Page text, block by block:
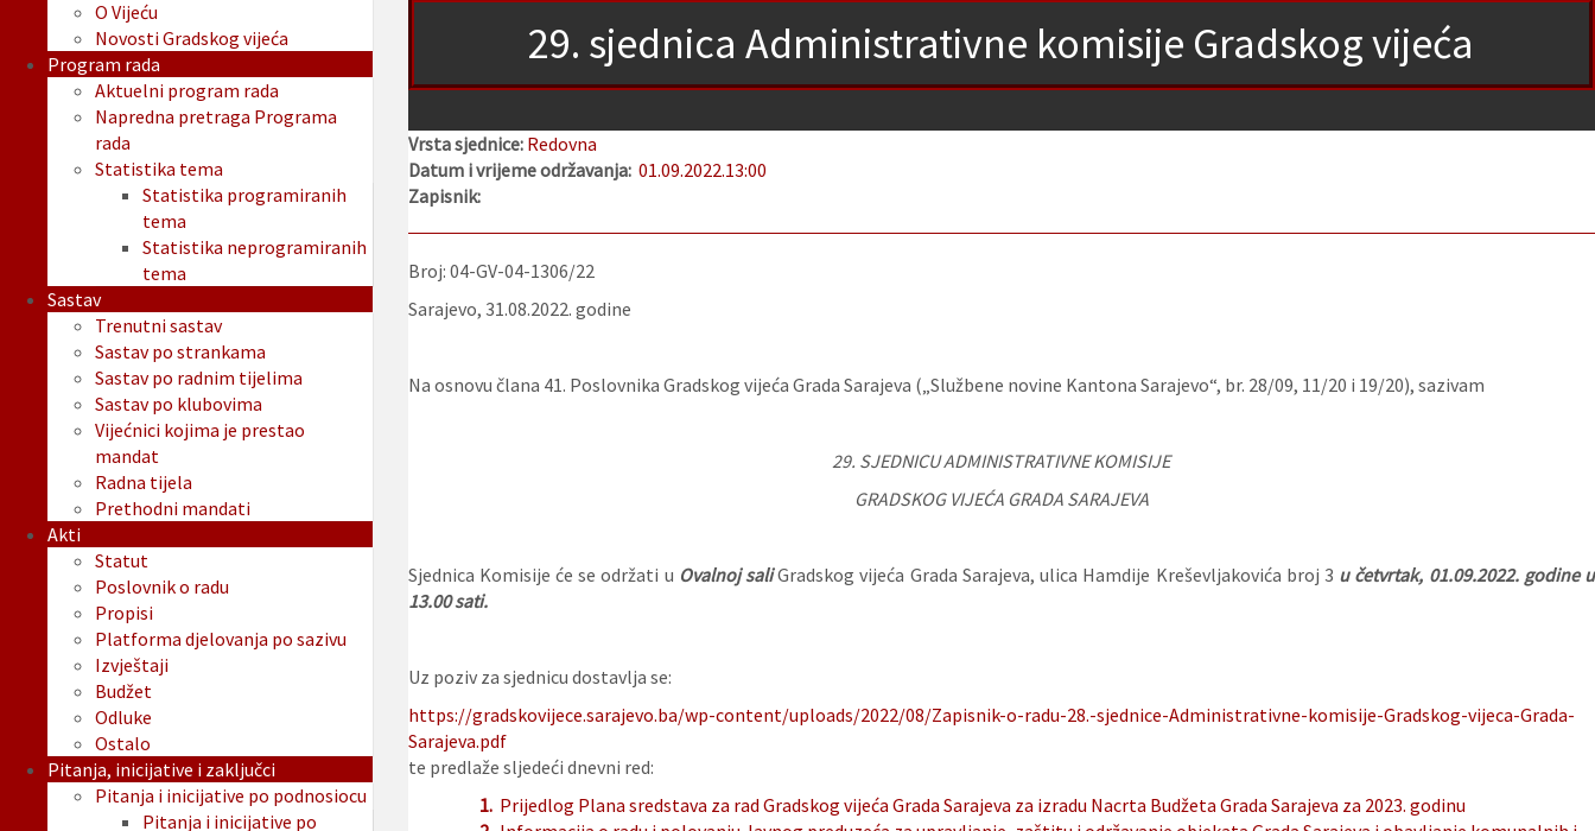
29. sjednica Administrativne komisije Gradskog vijeća
Vrsta sjednice: Redovna
Datum i vrijeme održavanja: 01.09.2022.13:00
Zapisnik:
Broj: 04-GV-04-1306/22
Sarajevo, 31.08.2022. godine
Na osnovu člana 41. Poslovnika Gradskog vijeća Grada Sarajeva („Službene novine Kantona Sarajevo“, br. 28/09, 11/20 i 19/20), sazivam
29. SJEDNICU ADMINISTRATIVNE KOMISIJE
GRADSKOG VIJEĆA GRADA SARAJEVA
Sjednica Komisije će se održati u Ovalnoj saliGradskog vijeća Grada Sarajeva, ulica Hamdije Kreševljakovića broj 3 u četvrtak, 01.09.2022. godine u
13.00 sati.
Uz poziv za sjednicu dostavlja se:
https://gradskovijece.sarajevo.ba/wp-content/uploads/2022/08/Zapisnik-o-radu-28.-sjednice-Administrativne-komisije-Gradskog-vijeca-Grada-
Sarajeva.pdf
te predlaže sljedeći dnevni red:
1. Prijedlog Plana sredstava za rad Gradskog vijeća Grada Sarajeva za izradu Nacrta Budžeta Grada Sarajeva za 2023. godinu
O Vijeću
Novosti Gradskog vijeća
Program rada
Aktuelni program rada
Napredna pretraga Programa
rada
Statistika tema
Statistika programiranih
tema
Statistika neprogramiranih
tema
Sastav
Trenutni sastav
Sastav po strankama
Sastav po radnim tijelima
Sastav po klubovima
Vijećnici kojima je prestao
mandat
Radna tijela
Prethodni mandati
Akti
Statut
Poslovnik o radu
Propisi
Platforma djelovanja po sazivu
Izvještaji
Budžet
Odluke
Ostalo
Pitanja, inicijative i zaključci
Pitanja i inicijative po podnosiocu
Pitanja i inicijative po